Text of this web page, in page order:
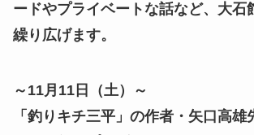
ードやプライベートな話など、大石
繰り広げます。
～11月11日（土）～
「釣りキチ三平」の作者・矢口高